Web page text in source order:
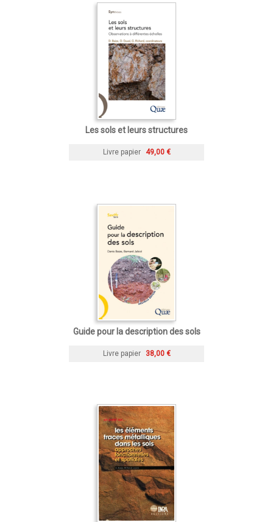
Les sols et leurs structures
Livre papier 49,00 €
Guide pour la description des sols
Livre papier 38,00 €